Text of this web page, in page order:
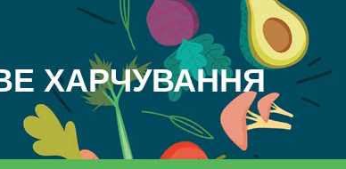
ХАРЧУВАННЯ